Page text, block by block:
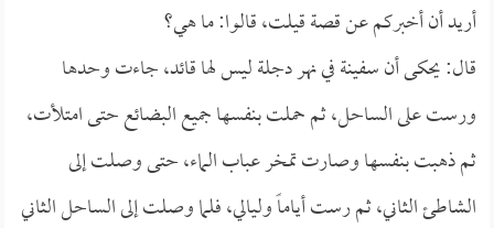
أريد أن أخبركم عن قصة قيلت، قالوا: ما هي؟
قال: يحكى أن سفينة في نهر دجلة ليس لها قائد، جاءت وحدها
ورست على الساحل، ثم حملت بنفسها جميع البضائع حتى امتلأت،
ثم ذهبت بنفسها وصارت تمخر عباب الماء، حتى وصلت إلى
الشاطئ الثاني، ثم رست أياماً وليالي، فلما وصلت إلى الساحل الثاني